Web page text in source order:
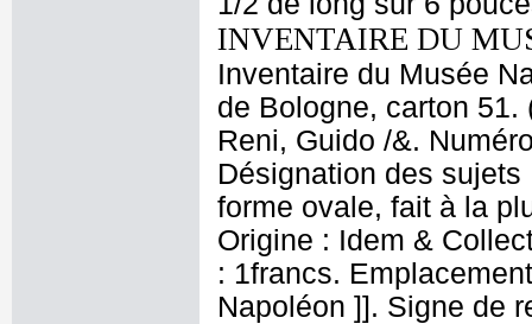
INVENTAIRE DU
Inventaire du Musée
de Bologne, carton 51.
Reni, Guido /&.
Désignation des
forme ovale, fait à la
Origine : Idem &
: 1francs.
Napoléon ]]. Signe de